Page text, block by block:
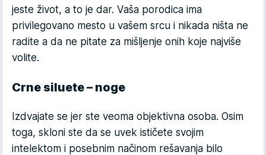
jeste život, a to je dar. Vaša porodica ima
privilegovano mesto u vašem srcu i nikada ništa ne
radite a da ne pitate za mišljenje onih koje najviše
volite.
Crne siluete – noge
Izdvajate se jer ste veoma objektivna osoba. Osim
toga, skloni ste da se uvek ističete svojim
intelektom i posebnim načinom rešavanja bilo